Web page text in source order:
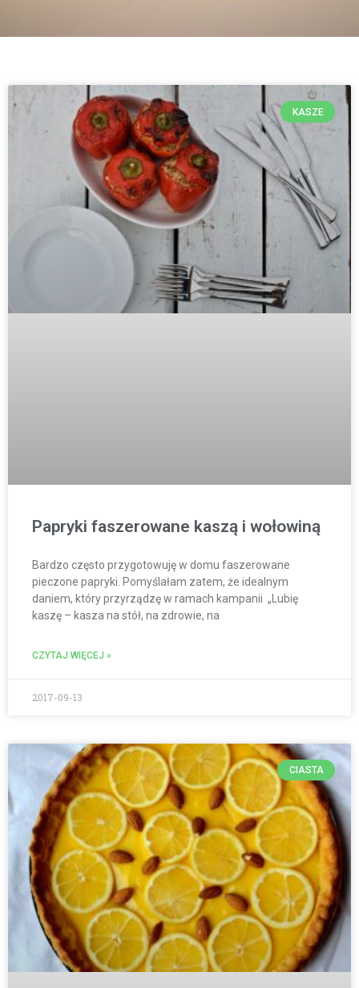
KASZE
Papryki faszerowane kaszą i wołowiną
Bardzo często przygotowuję w domu faszerowane
pieczone papryki. Pomyślałam zatem, że idealnym
daniem, który przyrządzę w ramach kampanii „Lubię
kaszę – kasza na stół, na zdrowie, na
CZYTAJ WIĘCEJ »
2017-09-13
CIASTA